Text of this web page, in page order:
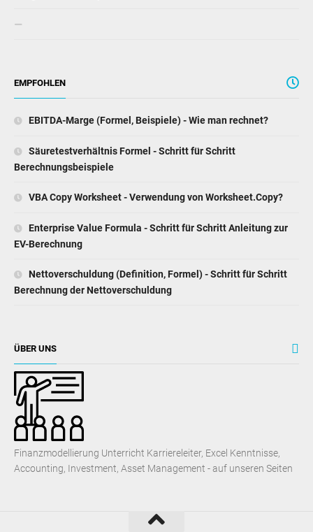
EMPFOHLEN
EBITDA-Marge (Formel, Beispiele) - Wie man rechnet?
Säuretestverhältnis Formel - Schritt für Schritt
Berechnungsbeispiele
VBA Copy Worksheet - Verwendung von Worksheet.Copy?
Enterprise Value Formula - Schritt für Schritt Anleitung zur
EV-Berechnung
Nettoverschuldung (Definition, Formel) - Schritt für Schritt
Berechnung der Nettoverschuldung
ÜBER UNS
Finanzmodellierung Unterricht Karriereleiter, Excel Kenntnisse,
Accounting, Investment, Asset Management - auf unseren Seiten